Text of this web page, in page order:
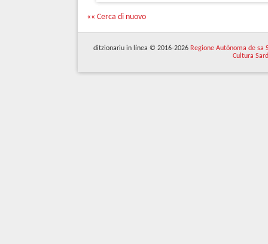
«« Cerca di nuovo
ditzionariu in línea © 2016-2026 Regione Autònoma de sa
Cultura